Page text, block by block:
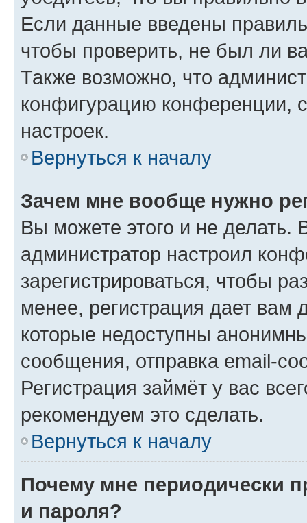
Если данные введены
чтобы проверить, не был ли
Также возможно, что
конфигурацию конференции,
настроек.
Вернуться к началу
Зачем мне вообще нужно
Вы можете этого и не делать.
администратор настроил
зарегистрироваться, чтобы
менее, регистрация дает вам
которые недоступны
сообщения, отправка email-
Регистрация займёт у вас
рекомендуем это сделать.
Вернуться к началу
Почему мне периодически
и пароля?